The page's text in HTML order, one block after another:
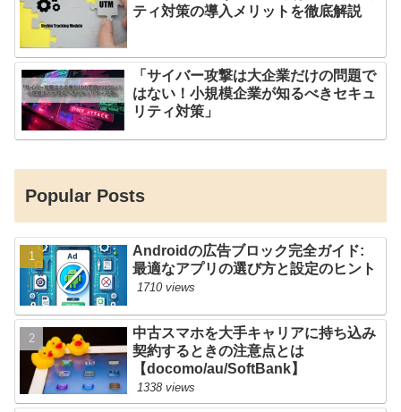
ティ対策の導入メリットを徹底解説
「サイバー攻撃は大企業だけの問題で
はない！小規模企業が知るべきセキュ
リティ対策」
Popular Posts
Androidの広告ブロック完全ガイド:
最適なアプリの選び方と設定のヒント
1710 views
中古スマホを大手キャリアに持ち込み
契約するときの注意点とは
【docomo/au/SoftBank】
1338 views